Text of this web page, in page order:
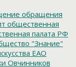
обращения
общественная
палата РФ
"Знание"
ЕАО
Овчинников